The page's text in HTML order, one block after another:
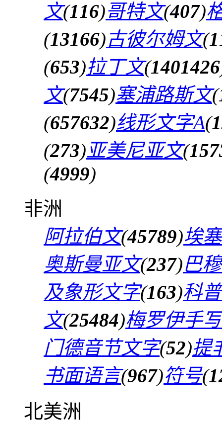
文(116)哥特文(407)
(13166)古彼尔姆文(
(653)拉丁文(1401426
文(7545)塞浦路斯文(
(657632)线形文字A(
(273)亚美尼亚文(
(4999)
非洲
阿拉伯文(45789)埃
奥斯曼亚文(237)巴
及象形文字(163)科
文(25484)梅罗伊手
门德音节文字(52)提
书面语言(967)符号(
北美洲